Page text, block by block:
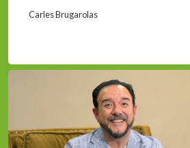
Carles Brugarolas